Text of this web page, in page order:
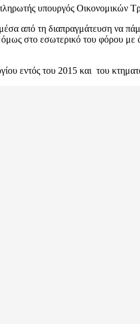
υπουργός Οικονομικών
από τη διαπραγμάτευση να
στο εσωτερικό του φόρου με
εντός του 2015 και του